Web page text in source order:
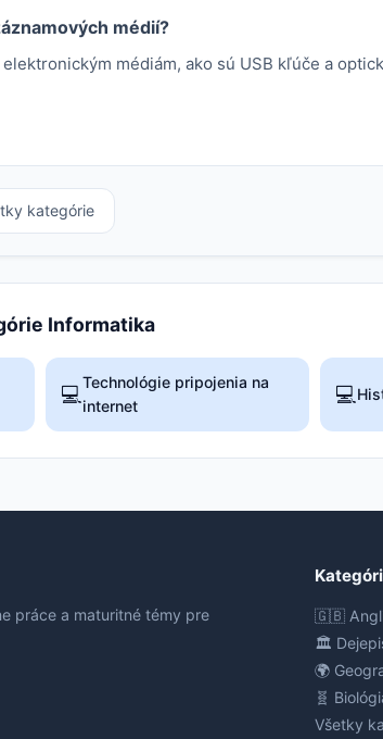
médií?
médiám, ako sú USB kľúče a
kategórie
Informatika
💻Technológie pripojenia na
internet
💻
práce a maturitné témy pre
🇬🇧
🏛️
🌍
🧬
Všetky